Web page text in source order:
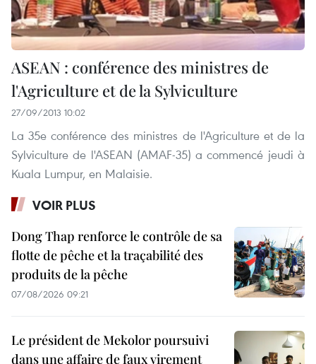
ASEAN : conférence des ministres de
l'Agriculture et de la Sylviculture
27/09/2013 10:02
La 35e conférence des ministres de l'Agriculture et de la
Sylviculture de l'ASEAN (AMAF-35) a commencé jeudi à
Kuala Lumpur, en Malaisie.
VOIR PLUS
Dong Thap renforce le contrôle de sa
flotte de pêche et la traçabilité des
produits de la pêche
07/08/2026 09:21
Le président de Mekolor poursuivi
dans une affaire de faux virement